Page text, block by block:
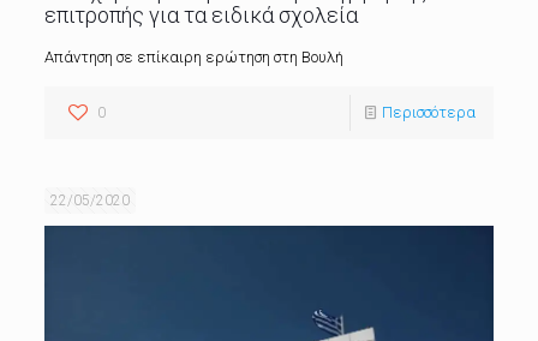
επιτροπής για τα ειδικά σχολεία
Απάντηση σε επίκαιρη ερώτηση στη Βουλή
0 Περισσότερα
22/05/2020